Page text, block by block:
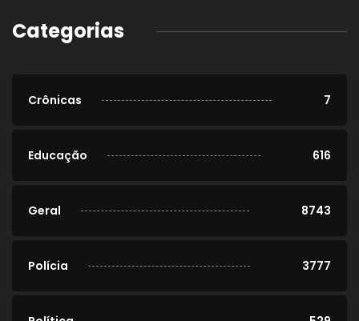
Categorias
Crônicas 7
Educação 616
Geral 8743
Polícia 3777